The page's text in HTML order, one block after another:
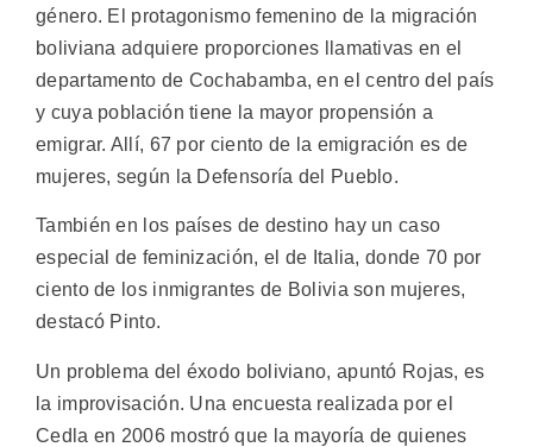
género. El protagonismo femenino de la migración
boliviana adquiere proporciones llamativas en el
departamento de Cochabamba, en el centro del país
y cuya población tiene la mayor propensión a
emigrar. Allí, 67 por ciento de la emigración es de
mujeres, según la Defensoría del Pueblo.
También en los países de destino hay un caso
especial de feminización, el de Italia, donde 70 por
ciento de los inmigrantes de Bolivia son mujeres,
destacó Pinto.
Un problema del éxodo boliviano, apuntó Rojas, es
la improvisación. Una encuesta realizada por el
Cedla en 2006 mostró que la mayoría de quienes